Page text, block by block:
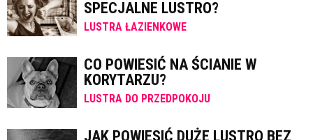
SPECJALNE LUSTRO?
LUSTRA ŁAZIENKOWE
CO POWIESIĆ NA ŚCIANIE W
KORYTARZU?
LUSTRA DO PRZEDPOKOJU
JAK POWIESIĆ DUŻE LUSTRO BEZ